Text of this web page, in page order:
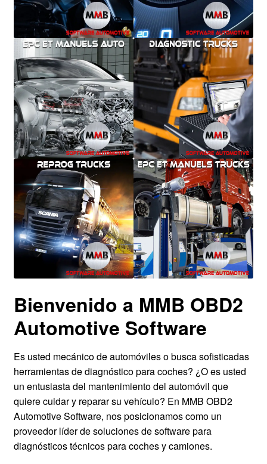
Bienvenido a MMB OBD2
Automotive Software
Es usted mecánico de automóviles o busca sofisticadas
herramientas de diagnóstico para coches? ¿O es usted
un entusiasta del mantenimiento del automóvil que
quiere cuidar y reparar su vehículo? En MMB OBD2
Automotive Software, nos posicionamos como un
proveedor líder de soluciones de software para
diagnósticos técnicos para coches y camiones.